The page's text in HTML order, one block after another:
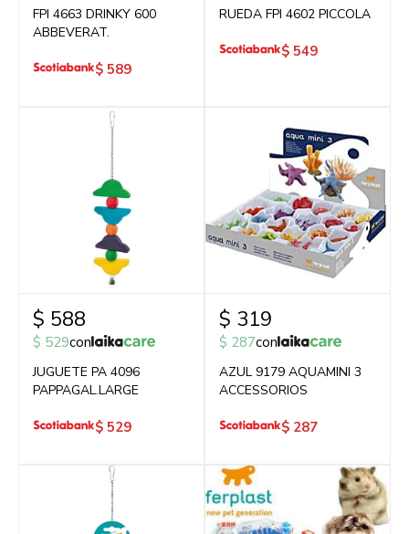
FPI 4663 DRINKY 600
ABBEVERAT.
$ 589
RUEDA FPI 4602 PICCOLA
$ 549
$ 588
$ 529con
JUGUETE PA 4096
PAPPAGAL.LARGE
$ 529
$ 319
$ 287con
AZUL 9179 AQUAMINI 3
ACCESSORIOS
$ 287